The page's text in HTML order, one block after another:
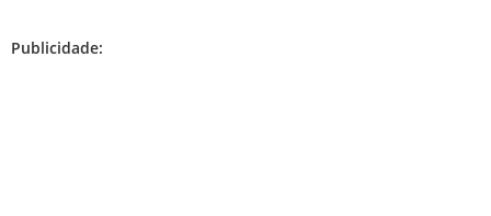
Publicidade: